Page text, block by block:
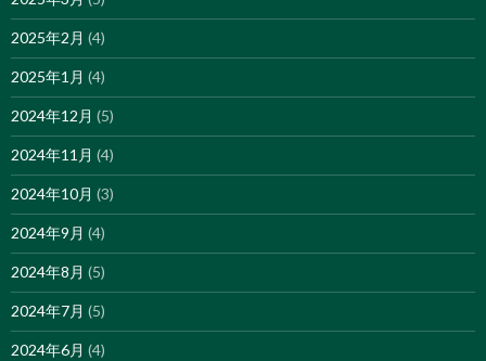
2025年2月 (4)
2025年1月 (4)
2024年12月 (5)
2024年11月 (4)
2024年10月 (3)
2024年9月 (4)
2024年8月 (5)
2024年7月 (5)
2024年6月 (4)